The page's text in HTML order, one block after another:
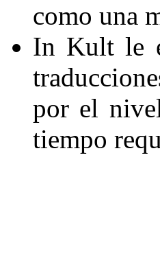
como una
In Kult le
por el
tiempo